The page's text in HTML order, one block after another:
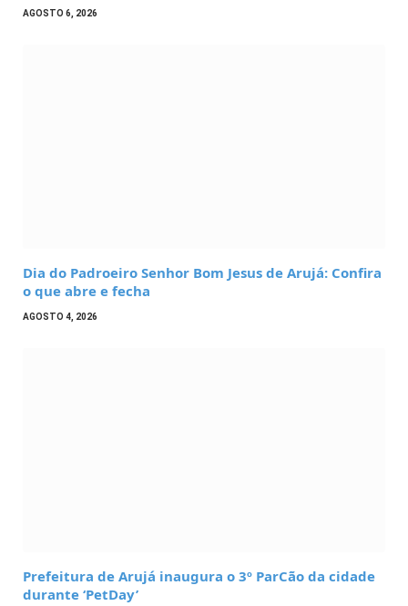
AGOSTO 6, 2026
Dia do Padroeiro Senhor Bom Jesus de Arujá: Confira
o que abre e fecha
AGOSTO 4, 2026
Prefeitura de Arujá inaugura o 3º ParCão da cidade
durante ‘PetDay’